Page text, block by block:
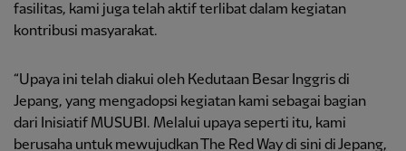
fasilitas, kami juga telah aktif terlibat dalam kegiatan
kontribusi masyarakat.
“Upaya ini telah diakui oleh Kedutaan Besar Inggris di
Jepang, yang mengadopsi kegiatan kami sebagai bagian
dari Inisiatif MUSUBI. Melalui upaya seperti itu, kami
berusaha untuk mewujudkan The Red Way di sini di Jepang,